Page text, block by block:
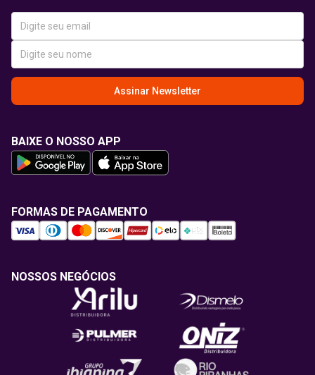
Assinar Newsletter
BAIXE O NOSSO APP
FORMAS DE PAGAMENTO
NOSSOS NEGÓCIOS